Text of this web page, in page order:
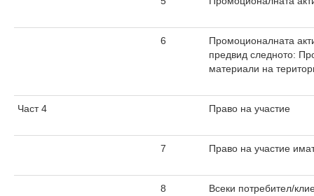
6
Промоционалната
предвид следното:
материали на
Част 4 Право на участие
7 Право на участие
8
Всеки потребител/